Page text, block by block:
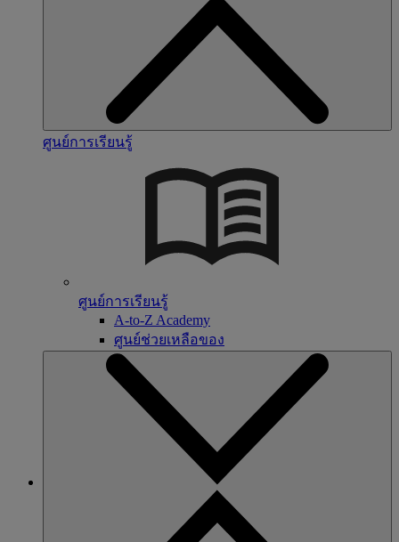
ศูนย์การเรียนรู้
ศูนย์การเรียนรู้
A-to-Z Academy
ศูนย์ช่วยเหลือของ